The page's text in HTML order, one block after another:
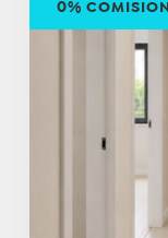
0% COMISION